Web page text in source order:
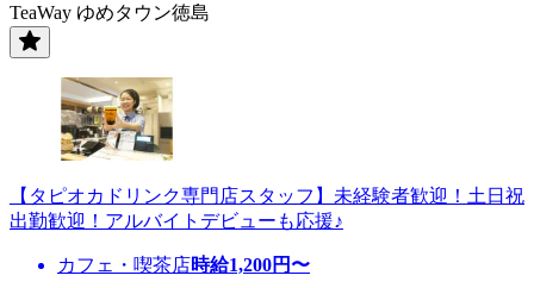
TeaWay ゆめタウン徳島
【タピオカドリンク専門店スタッフ】未経験者歓迎！土日祝
出勤歓迎！アルバイトデビューも応援♪
カフェ・喫茶店時給1,200円〜